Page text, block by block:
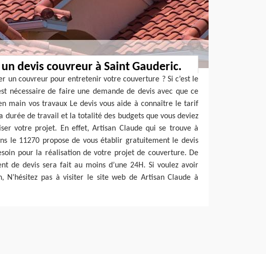
devis couvreur à Saint Gauderic.
un couvreur pour entretenir votre couverture ? Si c’est le
nécessaire de faire une demande de devis avec que ce
main vos travaux Le devis vous aide à connaître le tarif
durée de travail et la totalité des budgets que vous deviez
votre projet. En effet, Artisan Claude qui se trouve à
le 11270 propose de vous établir gratuitement le devis
pour la réalisation de votre projet de couverture. De
de devis sera fait au moins d’une 24H. Si voulez avoir
N’hésitez pas à visiter le site web de Artisan Claude à